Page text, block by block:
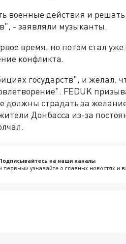
военные действия и
- заявляли музыканты.
время, но потом стал уже
конфликта.
государств", и желал,
FEDUK
страдать за
Донбасса из-за
на наши каналы
первыми узнавайте о главных новостях и